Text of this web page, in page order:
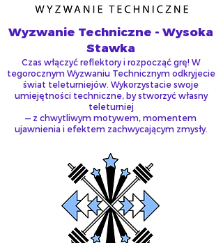
Wyzwanie Techniczne - Wysoka
Stawka
Czas włączyć reflektory i rozpocząć grę! W
tegorocznym Wyzwaniu Technicznym odkryjecie
świat teleturniejów. Wykorzystacie swoje
umiejętności techniczne, by stworzyć własny
teleturniej
— z chwytliwym motywem, momentem
ujawnienia i efektem zachwycającym zmysły.